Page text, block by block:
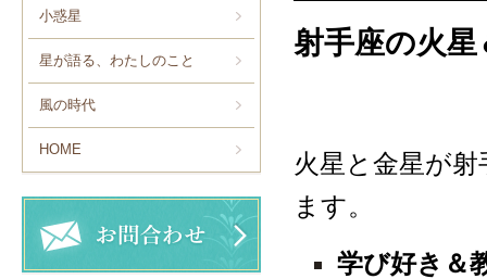
小惑星
星が語る、わたしのこと
風の時代
HOME
射手座の火
火星と金星が
ます。
学び好き＆